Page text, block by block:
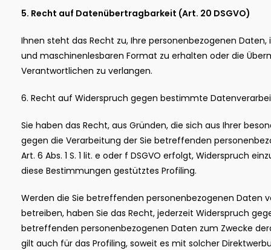
5. Recht auf Datenübertragbarkeit (Art. 20 DSGVO)
Ihnen steht das Recht zu, Ihre personenbezogenen
und maschinenlesbaren Format zu erhalten oder die
Verantwortlichen zu verlangen.
6. Recht auf Widerspruch gegen bestimmte
Sie haben das Recht, aus Gründen, die sich aus Ihrer
gegen die Verarbeitung der Sie betreffenden
Art. 6 Abs. 1 S. 1 lit. e oder f DSGVO erfolgt, Widerspruch
diese Bestimmungen gestütztes Profiling.
Werden die Sie betreffenden personenbezogenen Daten
betreiben, haben Sie das Recht, jederzeit Widerspruch
betreffenden personenbezogenen Daten zum Zwecke
gilt auch für das Profiling, soweit es mit solcher